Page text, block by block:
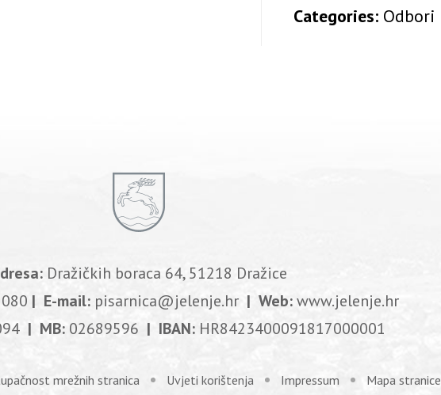
Categories: Odbori
Dražičkih boraca 64, 51218 Dražice
| E-mail: pisarnica@jelenje.hr| Web:www.jelenje.hr
| MB: 02689596 | IBAN: HR8423400091817000001
mrežnih stranica Uvjeti korištenja Impressum Mapa stranice